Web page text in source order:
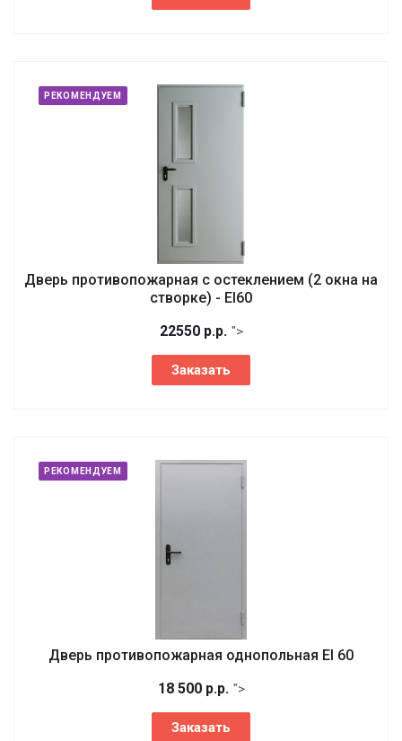
РЕКОМЕНДУЕМ
Дверь противопожарная с остеклением (2 окна на
створке) - EI60
22550 р.р. ">
Заказать
РЕКОМЕНДУЕМ
Дверь противопожарная однопольная EI 60
18 500 р.р. ">
Заказать